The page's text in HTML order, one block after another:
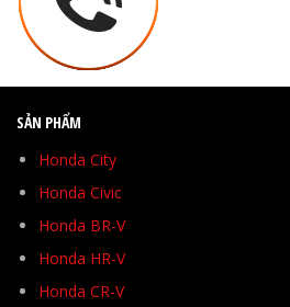
SẢN PHẨM
Honda City
Honda Civic
Honda BR-V
Honda HR-V
Honda CR-V